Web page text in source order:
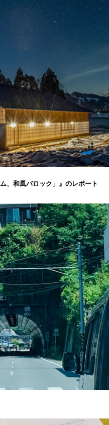
、和風バロック」』のレポート